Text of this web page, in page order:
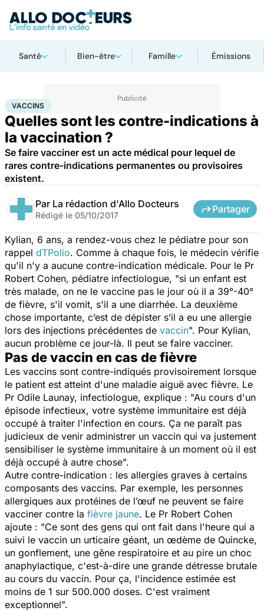
Santé Bien-être Famille Émissions
AccueilSanté Vaccins
VACCINS
Quelles sont les contre-indications à
la vaccination ?
Se faire vacciner est un acte médical pour lequel de
rares contre-indications permanentes ou provisoires
existent.
Par La rédaction d'Allo Docteurs
Rédigé le 05/10/2017
Partager
Kylian, 6 ans, a rendez-vous chez le pédiatre pour son
rappel dTPolio. Comme à chaque fois, le médecin vérifie
qu'il n'y a aucune contre-indication médicale. Pour le Pr
Robert Cohen, pédiatre infectiologue, "si un enfant est
très malade, on ne le vaccine pas le jour où il a 39°-40°
de fièvre, s'il vomit, s'il a une diarrhée. La deuxième
chose importante, c’est de dépister s’il a eu une allergie
lors des injections précédentes de vaccin". Pour Kylian,
aucun problème ce jour-là. Il peut se faire vacciner.
Pas de vaccin en cas de fièvre
Les vaccins sont contre-indiqués provisoirement lorsque
le patient est atteint d'une maladie aiguë avec fièvre. Le
Pr Odile Launay, infectiologue, explique : "Au cours d'un
épisode infectieux, votre système immunitaire est déjà
occupé à traiter l'infection en cours. Ça ne paraît pas
judicieux de venir administrer un vaccin qui va justement
sensibiliser le système immunitaire à un moment où il est
déjà occupé à autre chose".
Autre contre-indication : les allergies graves à certains
composants des vaccins. Par exemple, les personnes
allergiques aux protéines de l’œuf ne peuvent se faire
vacciner contre la fièvre jaune. Le Pr Robert Cohen
ajoute : "Ce sont des gens qui ont fait dans l'heure qui a
suivi le vaccin un urticaire géant, un œdème de Quincke,
un gonflement, une gêne respiratoire et au pire un choc
anaphylactique, c'est-à-dire une grande détresse brutale
au cours du vaccin. Pour ça, l'incidence estimée est
moins de 1 sur 500.000 doses. C'est vraiment
exceptionnel".